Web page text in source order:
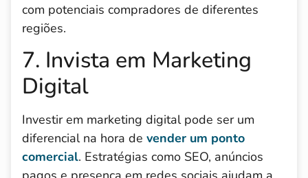
com potenciais compradores de diferentes
regiões.
7. Invista em Marketing
Digital
Investir em marketing digital pode ser um
diferencial na hora de vender um ponto
comercial. Estratégias como SEO, anúncios